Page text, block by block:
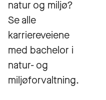
natur og miljø?
Se alle
karriereveiene
med bachelor i
natur- og
miljøforvaltning.